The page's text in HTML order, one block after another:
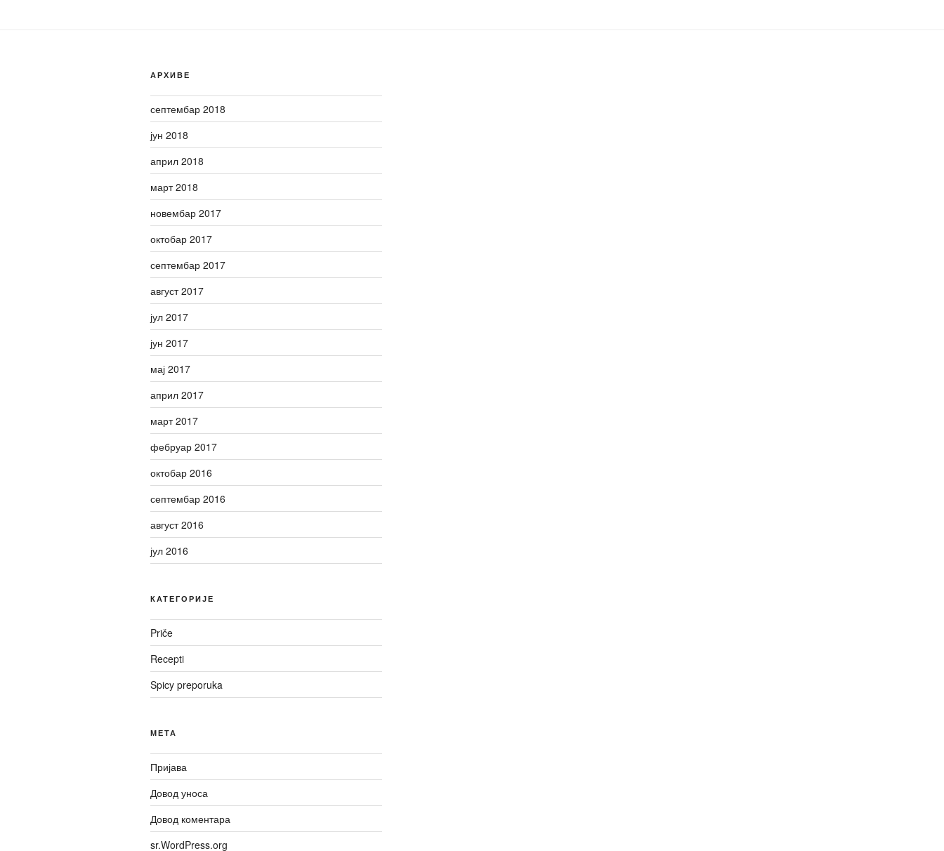
АРХИВЕ
септембар 2018
јун 2018
април 2018
март 2018
новембар 2017
октобар 2017
септембар 2017
август 2017
јул 2017
јун 2017
мај 2017
април 2017
март 2017
фебруар 2017
октобар 2016
септембар 2016
август 2016
јул 2016
КАТЕГОРИЈЕ
Priče
Recepti
Spicy preporuka
МЕТА
Пријава
Довод уноса
Довод коментара
sr.WordPress.org